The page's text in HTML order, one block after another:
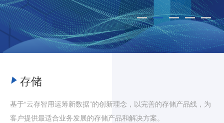
存储
基于“云存智用运筹新数据”的创新理念，以完善的存储产品线，为
客户提供最适合业务发展的存储产品和解决方案。